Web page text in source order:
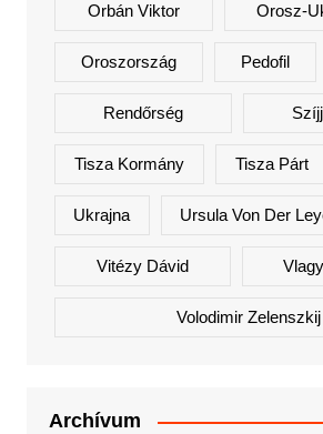
Orbán Viktor Orosz-
Oroszország Pedofil
Rendőrség
Tisza Kormány Tisza Párt
Ukrajna Ursula Von Der
Vitézy Dávid
Volodimir Zelenszkij
Archívum